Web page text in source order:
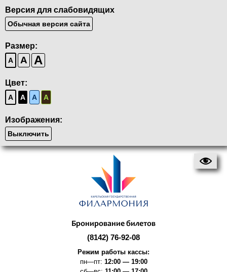
Версия для слабовидящих
Обычная версия сайта
Размер:
A A A
Цвет:
A A A A
Изображения:
Выключить
Бронирование билетов
(8142) 76-92-08
Режим работы кассы:
пн—пт: 12:00 — 19:00